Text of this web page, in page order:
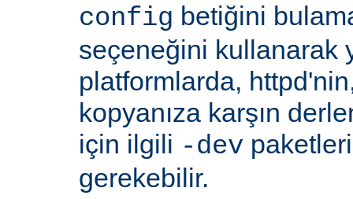
config betiğini
seçeneğini kullanarak
platformlarda,
kopyanıza karşın
için ilgili -dev
gerekebilir.